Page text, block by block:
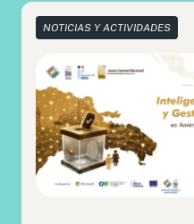
NOTICIAS Y ACTIVIDADES